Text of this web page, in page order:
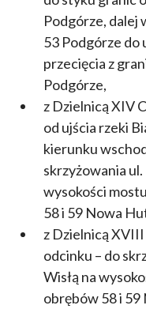
Podgórze, dalej
53 Podgórze do
przecięcia z
Podgórze,
z Dzielnicą XIV
od ujścia rzeki
kierunku
skrzyżowania ul.
wysokości
58 i 59 Nowa
z Dzielnicą
odcinku – do
Wisłą na
obrębów 58 i 59